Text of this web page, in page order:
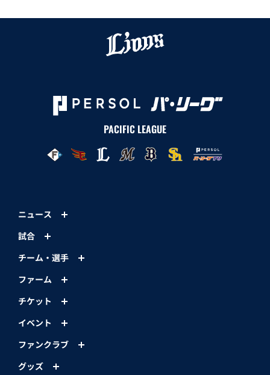
PACIFIC LEAGUE
ニュース
試合
チーム・選手
ファーム
チケット
イベント
ファンクラブ
グッズ